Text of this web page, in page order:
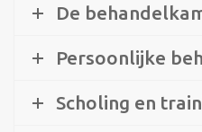
De
Persoonlijke
Scholing en